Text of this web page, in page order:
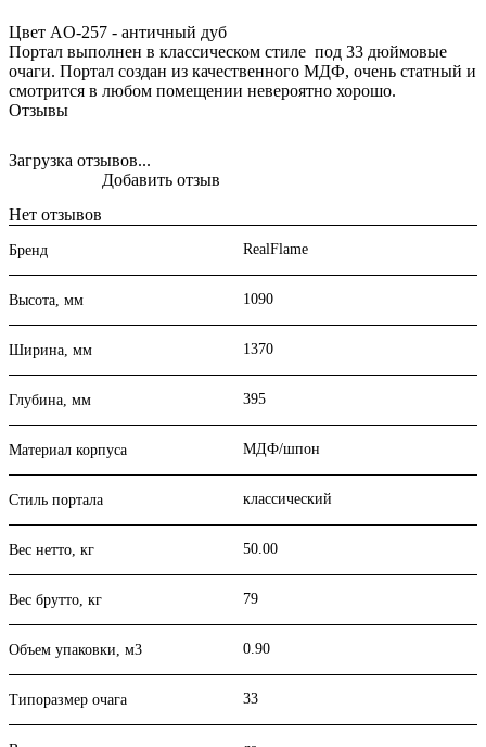
Цвет AO-257 - античный дуб
Портал выполнен в классическом стиле под 33 дюймовые
очаги. Портал создан из качественного МДФ, очень статный и
смотрится в любом помещении невероятно хорошо.
Отзывы
Загрузка отзывов...
Нет отзывов
Добавить отзыв
Бренд RealFlame
Высота, мм 1090
Ширина, мм 1370
Глубина, мм 395
Материал корпуса МДФ/шпон
Стиль портала классический
Вес нетто, кг 50.00
Вес брутто, кг 79
Объем упаковки, м3 0.90
Типоразмер очага 33